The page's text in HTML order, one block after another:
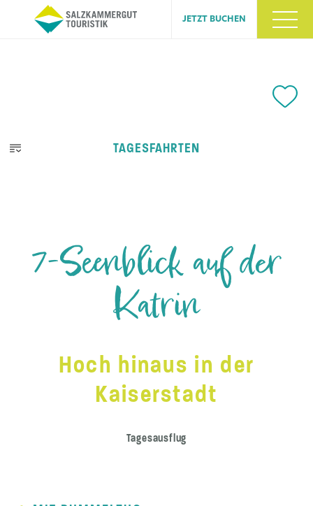
JETZT BUCHEN
TAGESFAHRTEN
7-Seenblick auf der
Katrin
Hoch hinaus in der
Kaiserstadt
Tagesausflug